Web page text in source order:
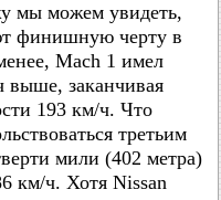
мы можем увидеть,
финишную черту в
Mach 1 имел
выше, заканчивая
193 км/ч. Что
третьим
мили (402 метра)
км/ч. Хотя Nissan